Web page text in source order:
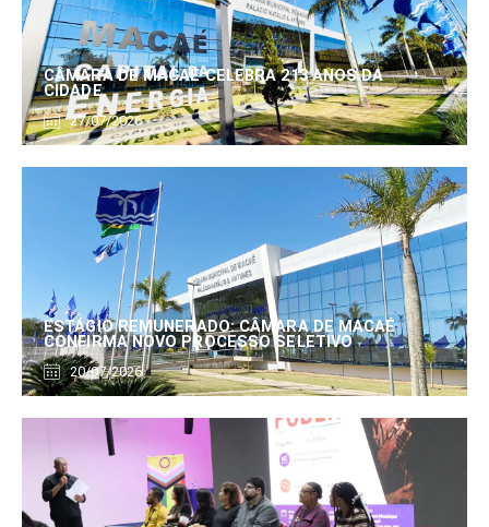
CÂMARA DE MACAÉ CELEBRA 213 ANOS DA
CIDADE
27/07/2026
ESTÁGIO REMUNERADO: CÂMARA DE MACAÉ
CONFIRMA NOVO PROCESSO SELETIVO
20/07/2026